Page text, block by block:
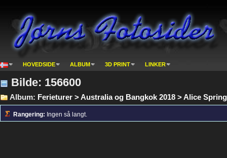
HOVEDSIDE ALBUM 3D PRINT LINKER
Bilde: 156600
Album: Ferieturer > Australia og Bangkok 2018 > Alice
Rangering: Ingen så langt.